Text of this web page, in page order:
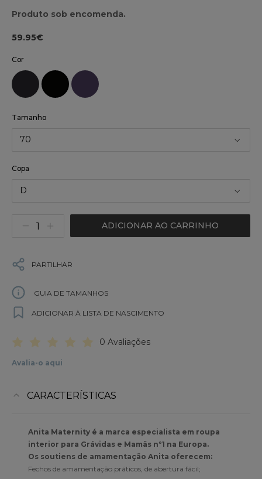
Produto sob encomenda.
59.95€
Cor
Tamanho
70
Copa
D
ADICIONAR AO CARRINHO
PARTILHAR
GUIA DE TAMANHOS
ADICIONAR À LISTA DE NASCIMENTO
0 Avaliações
Avalia-o aqui
CARACTERÍSTICAS
Anita Maternity é a marca especialista em roupa
interior para Grávidas e Mamãs nº1 na Europa.
Os soutiens de amamentação Anita oferecem:
Fechos de amamentação práticos, de abertura fácil;